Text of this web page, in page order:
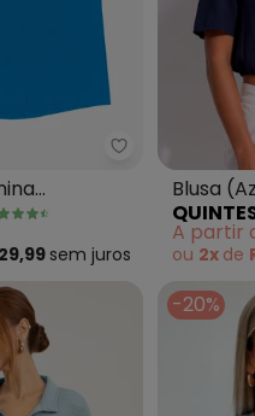
Rovitex -
com Bolso
semjuros
Blusa
Viscose
A partir
ou 2x de
-20%